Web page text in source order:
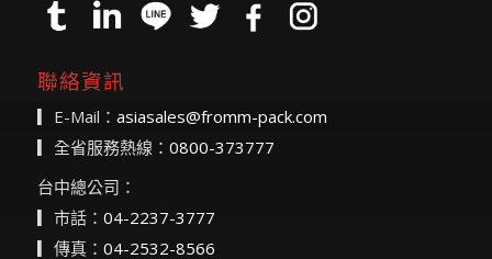
聯絡資訊
▎E-Mail： asiasales@fromm-pack.com
▎全省服務熱線： 0800-373777
台中總公司：
▎市話： 04-2237-3777
▎傳真： 04-2532-8566